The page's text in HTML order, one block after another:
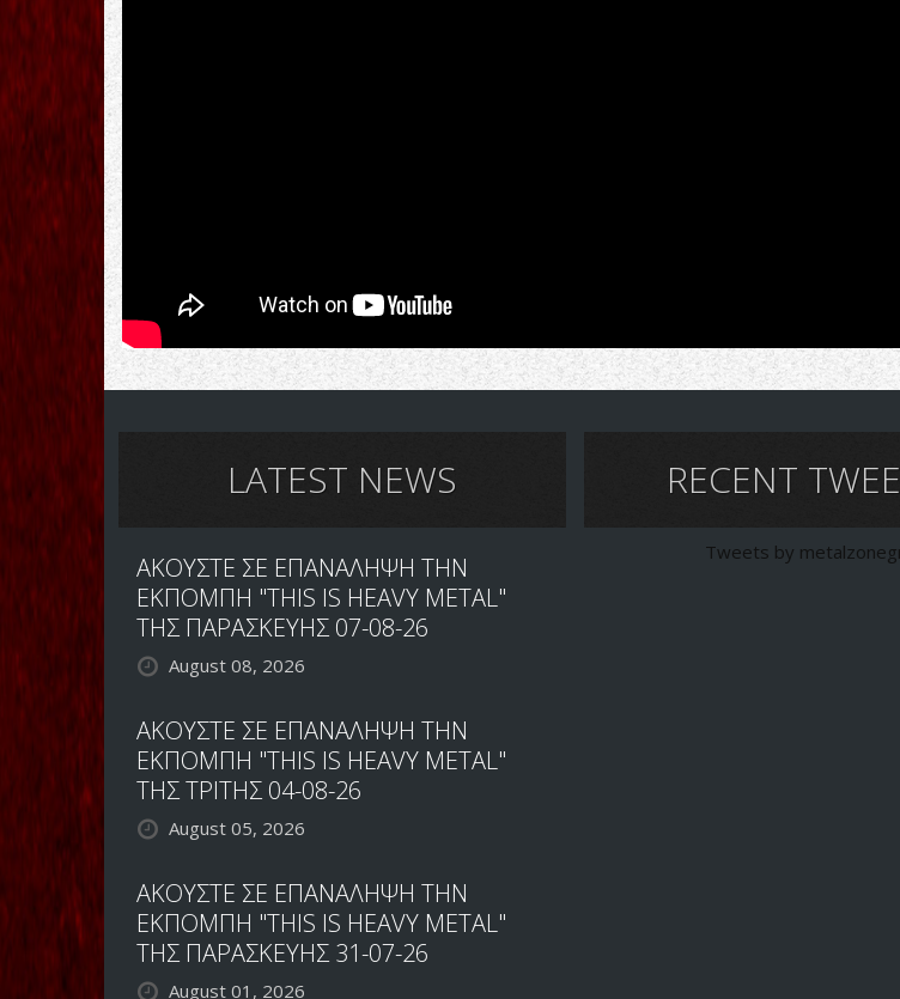
LATEST NEWS
ΑΚΟΥΣΤΕ ΣΕ ΕΠΑΝΑΛΗΨΗ ΤΗΝ
ΕΚΠΟΜΠΗ "THIS IS HEAVY METAL"
ΤΗΣ ΠΑΡΑΣΚΕΥΗΣ 07-08-26
August 08, 2026
ΑΚΟΥΣΤΕ ΣΕ ΕΠΑΝΑΛΗΨΗ ΤΗΝ
ΕΚΠΟΜΠΗ "THIS IS HEAVY METAL"
ΤΗΣ ΤΡΙΤΗΣ 04-08-26
August 05, 2026
ΑΚΟΥΣΤΕ ΣΕ ΕΠΑΝΑΛΗΨΗ ΤΗΝ
ΕΚΠΟΜΠΗ "THIS IS HEAVY METAL"
ΤΗΣ ΠΑΡΑΣΚΕΥΗΣ 31-07-26
August 01, 2026
RECENT
Tweets by